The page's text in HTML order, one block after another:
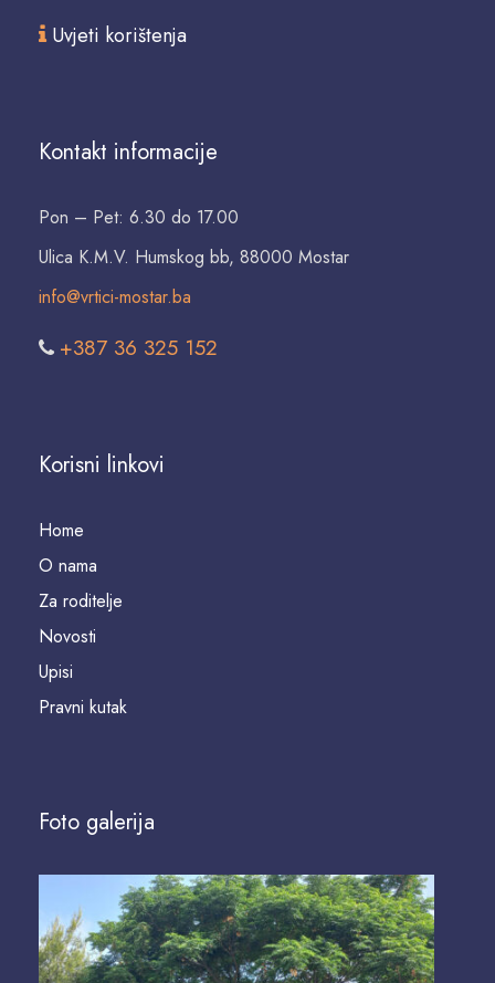
Uvjeti korištenja
Kontakt informacije
Pon – Pet: 6.30 do 17.00
Ulica K.M.V. Humskog bb, 88000 Mostar
info@vrtici-mostar.ba
+387 36 325 152
Korisni linkovi
Home
O nama
Za roditelje
Novosti
Upisi
Pravni kutak
Foto galerija